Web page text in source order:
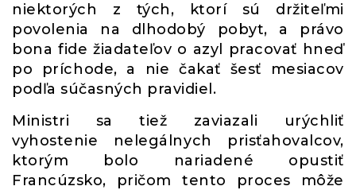
niektorých z tých, ktorí sú držiteľmi
povolenia na dlhodobý pobyt, a právo
bona fide žiadateľov o azyl pracovať hneď
po príchode, a nie čakať šesť mesiacov
podľa súčasných pravidiel.
Ministri sa tiež zaviazali urýchliť
vyhostenie nelegálnych prisťahovalcov,
ktorým bolo nariadené opustiť
Francúzsko, pričom tento proces môže